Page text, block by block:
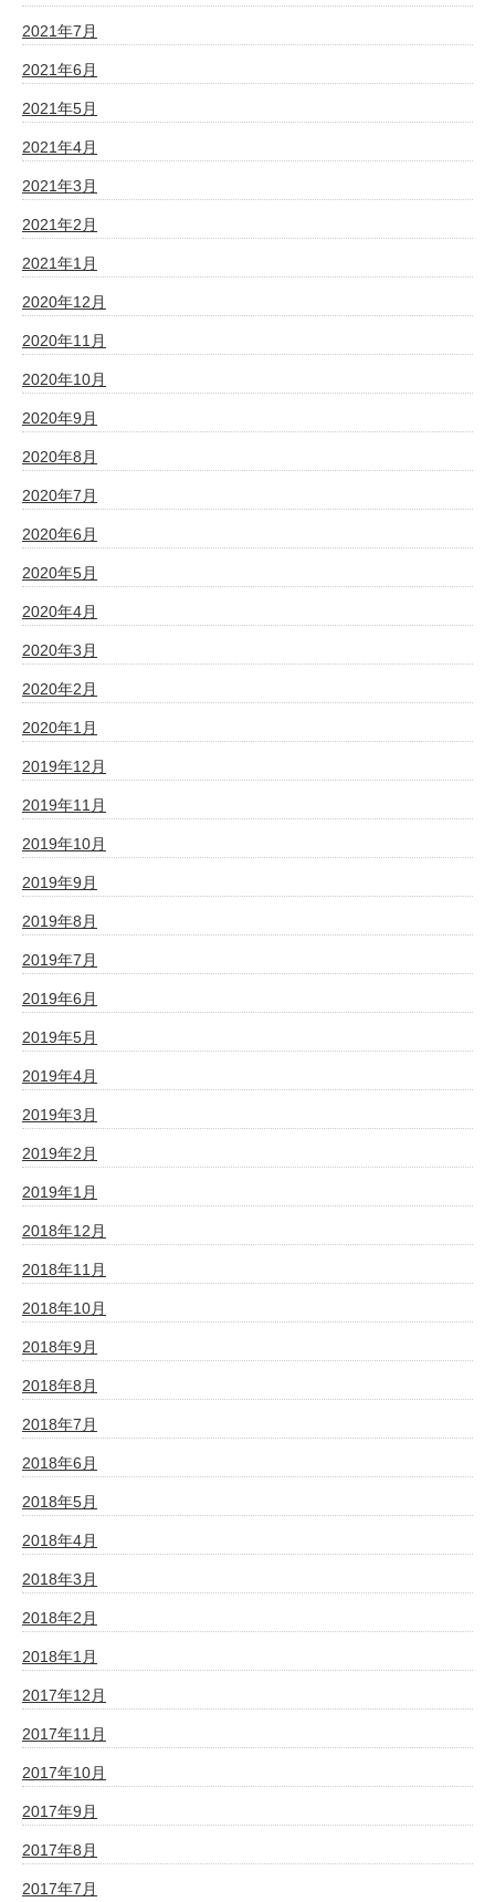
2021年7月
2021年6月
2021年5月
2021年4月
2021年3月
2021年2月
2021年1月
2020年12月
2020年11月
2020年10月
2020年9月
2020年8月
2020年7月
2020年6月
2020年5月
2020年4月
2020年3月
2020年2月
2020年1月
2019年12月
2019年11月
2019年10月
2019年9月
2019年8月
2019年7月
2019年6月
2019年5月
2019年4月
2019年3月
2019年2月
2019年1月
2018年12月
2018年11月
2018年10月
2018年9月
2018年8月
2018年7月
2018年6月
2018年5月
2018年4月
2018年3月
2018年2月
2018年1月
2017年12月
2017年11月
2017年10月
2017年9月
2017年8月
2017年7月